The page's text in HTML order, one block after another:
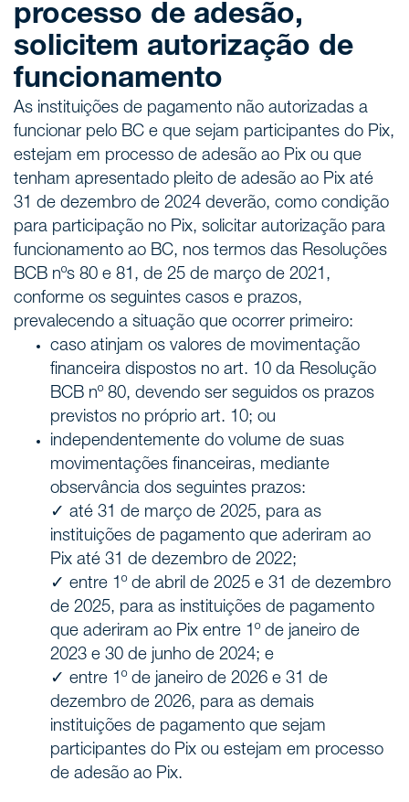
processo de adesão,
solicitem autorização de
funcionamento
As instituições de pagamento não autorizadas a
funcionar pelo BC e que sejam participantes do Pix,
estejam em processo de adesão ao Pix ou que
tenham apresentado pleito de adesão ao Pix até
31 de dezembro de 2024 deverão, como condição
para participação no Pix, solicitar autorização para
funcionamento ao BC, nos termos das Resoluções
BCB nºs 80 e 81, de 25 de março de 2021,
conforme os seguintes casos e prazos,
prevalecendo a situação que ocorrer primeiro:
caso atinjam os valores de movimentação
financeira dispostos no art. 10 da Resolução
BCB nº 80, devendo ser seguidos os prazos
previstos no próprio art. 10; ou
independentemente do volume de suas
movimentações financeiras, mediante
observância dos seguintes prazos:
✓ até 31 de março de 2025, para as
instituições de pagamento que aderiram ao
Pix até 31 de dezembro de 2022;
✓ entre 1º de abril de 2025 e 31 de dezembro
de 2025, para as instituições de pagamento
que aderiram ao Pix entre 1º de janeiro de
2023 e 30 de junho de 2024; e
✓ entre 1º de janeiro de 2026 e 31 de
dezembro de 2026, para as demais
instituições de pagamento que sejam
participantes do Pix ou estejam em processo
de adesão ao Pix.